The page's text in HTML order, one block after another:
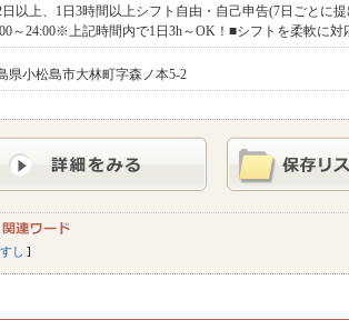
日以上、1日3時間以上シフト自由・自己申告(7日ごとに
～24:00※上記時間内で1日3h～OK！■シフトを柔軟に対
県小松島市大林町字森ノ本5-2
すし